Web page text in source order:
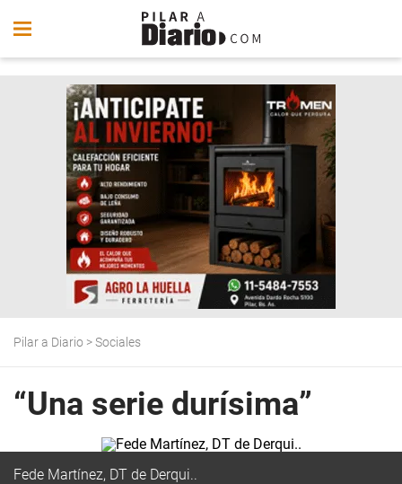
Pilar a Diario >Sociales
“Una serie durísima”
Fede Martínez, DT de Derqui..